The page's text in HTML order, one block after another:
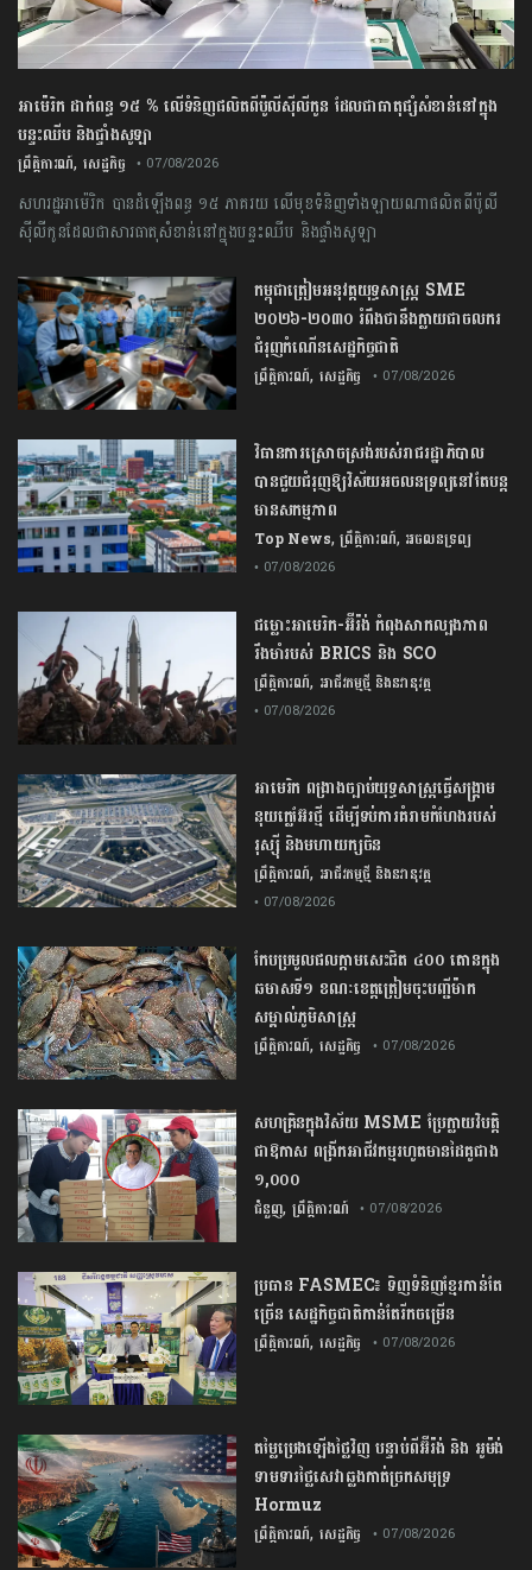
អាម៉េរិក ដាក់ពន្ធ ១៥ % លើទំនិញផលិតពីប៉ូលីស៊ីលីកូន ដែលជាធាតុផ្សំសំខាន់នៅក្នុង
បន្ទះឈីប និងផ្ទាំងសូឡា
ព្រឹត្តិការណ៍, សេដ្ឋកិច្ច • 07/08/2026
សហរដ្ឋអាម៉េរិក បានដំឡើងពន្ធ ១៥ ភាគរយ លើមុខទំនិញទាំងឡាយណាផលិតពីប៉ូលី
ស៊ីលីកូនដែលជាសារធាតុសំខាន់នៅក្នុងបន្ទះឈីប និងផ្ទាំងសូឡា
កម្ពុជា​ត្រៀមអនុវត្ត​យុទ្ធសាស្ត្រ​ ​SME​ ​
២០២៦​-​២០៣០​ រំពឹងថានឹងក្លាយ​ជា​ចលករ​
ជំរុញ​កំណើន​សេដ្ឋកិច្ច​ជាតិ​
ព្រឹត្តិការណ៍, សេដ្ឋកិច្ច • 07/08/2026
វិធានការស្រោចស្រង់របស់រាជរដ្ឋាភិបាល​
បាន​ជួយ​ជំរុញឱ្យវិស័យ​អចលនទ្រព្យនៅតែបន្ត​
មានសកម្មភាព
Top News,ព្រឹត្តិការណ៍, អចលនទ្រព្យ
• 07/08/2026
ជម្លោះ​អាមេរិក​-​អ៊ីរ៉ង់​ ​កំពុង​សាកល្បង​ភាព​
រឹងមាំ​របស់​ ​BRICS​ ​និង​ ​SCO​
ព្រឹត្តិការណ៍, អាជីវកម្មថ្មី និងនវានុវត្ត
• 07/08/2026
​អាមេរិក​ ពង្រាងច្បាប់​យុទ្ធសាស្ត្រ​ធ្វើ​សង្គ្រាម​
នុយក្លេអ៊ែរ​ថ្មី ដើម្បីទប់ការគំរាមកំហែងរបស់​
រុស្ស៊ី និងមហាយក្សចិន
ព្រឹត្តិការណ៍, អាជីវកម្មថ្មី និងនវានុវត្ត
• 07/08/2026
កែប​ប្រមូល​ផល​ក្តាម​សេះ​ជិត​ ​៤០០ ​តោន​ក្នុង​
ឆមាស​ទី​១​ ​ខណៈ​ខេត្ត​ត្រៀម​ចុះបញ្ជី​ម៉ាក​
សម្គាល់​ភូមិសាស្ត្រ​
ព្រឹត្តិការណ៍, សេដ្ឋកិច្ច • 07/08/2026
សហគ្រិនក្នុងវិស័យ MSME ប្រែក្លាយវិបត្តិ
ជាឱកាស ពង្រីកអាជីវកម្មរហូតមានដៃគូជាង
១,០០០
ជំនួញ,ព្រឹត្តិការណ៍ • 07/08/2026
ប្រធាន​​ ​FASMEC​៖​ ​ទិញ​ទំនិញ​ខ្មែរ​កាន់តែ​
ច្រើន​ ​សេដ្ឋកិច្ច​ជាតិ​កាន់តែ​រីកចម្រើន​
ព្រឹត្តិការណ៍, សេដ្ឋកិច្ច • 07/08/2026
តម្លៃប្រេងឡើងថ្លៃវិញ បន្ទាប់ពីអ៊ីរ៉ង់ និង អូម៉ង់
ទាមទារថ្លៃសេវាឆ្លងកាត់ច្រកសមុទ្រ
Hormuz
ព្រឹត្តិការណ៍, សេដ្ឋកិច្ច • 07/08/2026